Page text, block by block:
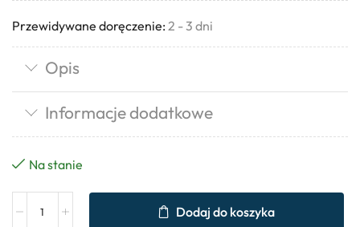
Przewidywane doręczenie: 2 - 3 dni
Opis
Informacje dodatkowe
Na stanie
Dodaj do koszyka